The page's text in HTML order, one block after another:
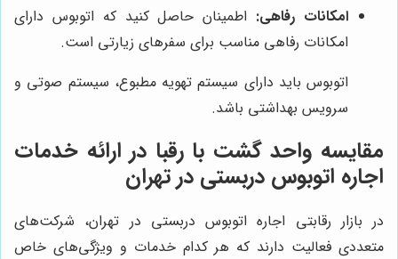
امکانات رفاهی: اطمینان حاصل کنید که اتوبوس دارای
امکانات رفاهی مناسب برای سفرهای زیارتی است.
اتوبوس باید دارای سیستم تهویه مطبوع، سیستم صوتی و
سرویس بهداشتی باشد.
مقایسه واحد گشت با رقبا در ارائه خدمات
اجاره اتوبوس دربستی در تهران
در بازار رقابتی اجاره اتوبوس دربستی در تهران، شرکت‌های
متعددی فعالیت دارند که هر کدام خدمات و ویژگی‌های خاص